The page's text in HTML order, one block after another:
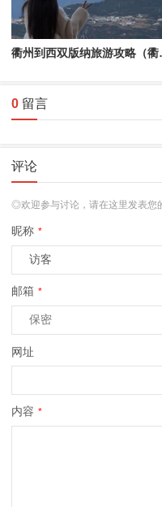
衢州到
0 留言
评论
◎欢迎参与讨论，请在这里发表您
昵称 *
邮箱 *
网址
内容 *